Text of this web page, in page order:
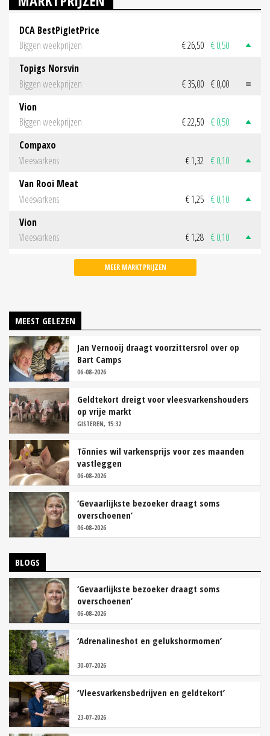
DCA BestPigletPrice
Biggen weekprijzen
€ 26,50 € 0,50
Topigs Norsvin
Biggen weekprijzen
€ 35,00 € 0,00
Vion
Biggen weekprijzen
€ 22,50 € 0,50
Compaxo
Vleesvarkens
€ 1,32 € 0,10
Van Rooi Meat
Vleesvarkens
€ 1,25 € 0,10
Vion
Vleesvarkens
€ 1,28 € 0,10
MEER MARKTPRIJZEN
MEEST GELEZEN
Jan Vernooij draagt voorzittersrol over op
Bart Camps
06-08-2026
Geldtekort dreigt voor vleesvarkenshouders
op vrije markt
GISTEREN, 15:32
Tönnies wil varkensprijs voor zes maanden
vastleggen
06-08-2026
‘Gevaarlijkste bezoeker draagt soms
overschoenen’
06-08-2026
BLOGS
‘Gevaarlijkste bezoeker draagt soms
overschoenen’
06-08-2026
‘Adrenalineshot en gelukshormomen’
30-07-2026
‘Vleesvarkensbedrijven en geldtekort’
23-07-2026